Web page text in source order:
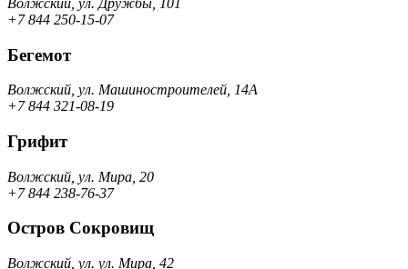
+7 844 250-15-07
Бегемот
Волжский, ул. Машиностроителей, 14A
+7 844 321-08-19
Грифит
Волжский, ул. Мира, 20
+7 844 238-76-37
Остров Сокровищ
Волжский, ул. ул. Мира, 42